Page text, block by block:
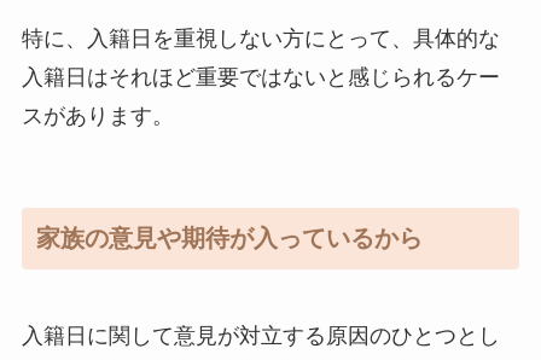
特に、入籍日を重視しない方にとって、具体的な
入籍日はそれほど重要ではないと感じられるケー
スがあります。
家族の意見や期待が入っているから
入籍日に関して意見が対立する原因のひとつとし